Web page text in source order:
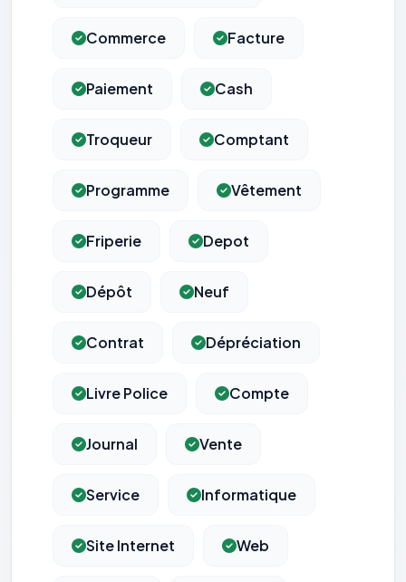
Commerce Facture
Paiement Cash
Troqueur Comptant
Programme Vêtement
Friperie Depot
Dépôt Neuf
Contrat Dépréciation
Livre Police Compte
Journal Vente
Service Informatique
Site Internet Web